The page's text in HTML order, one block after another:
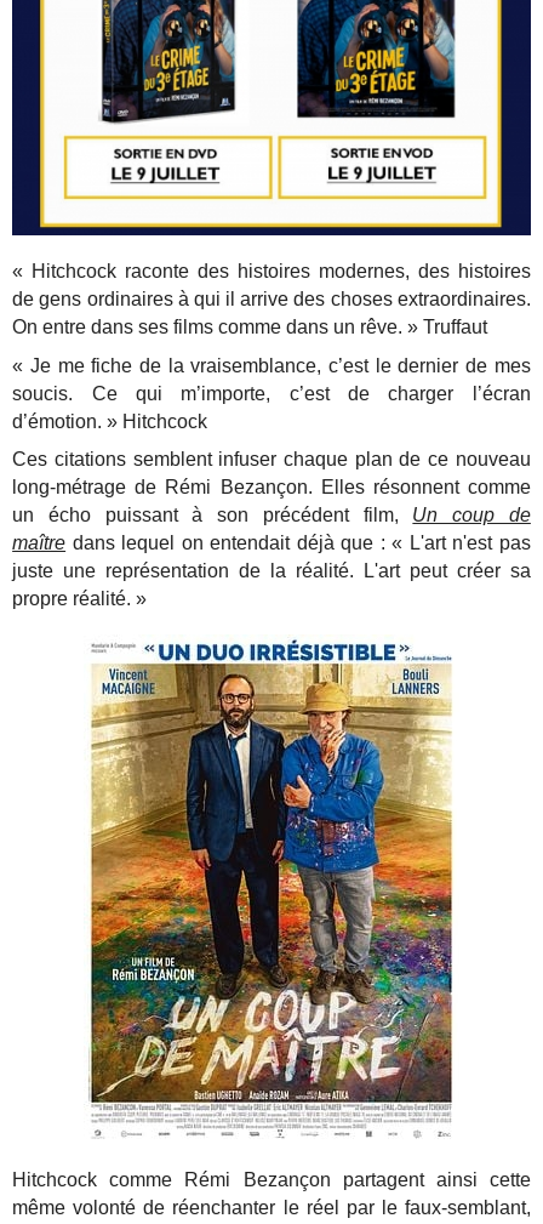
« Hitchcock raconte des histoires modernes, des histoires
de gens ordinaires à qui il arrive des choses extraordinaires.
On entre dans ses films comme dans un rêve. » Truffaut
« Je me fiche de la vraisemblance, c’est le dernier de mes
soucis. Ce qui m’importe, c’est de charger l’écran
d’émotion. » Hitchcock
Ces citations semblent infuser chaque plan de ce nouveau
long-métrage de Rémi Bezançon. Elles résonnent comme
un écho puissant à son précédent film, Un coup de
maître dans lequel on entendait déjà que : « L'art n'est pas
juste une représentation de la réalité. L'art peut créer sa
propre réalité. »
Hitchcock comme Rémi Bezançon partagent ainsi cette
même volonté de réenchanter le réel par le faux-semblant,